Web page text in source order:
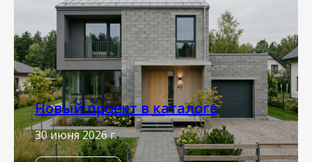
Новый проект в каталоге
30 июня 2026 г.